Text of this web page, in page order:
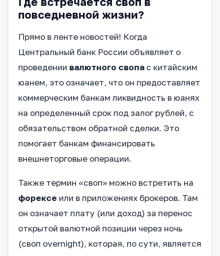
повседневной жизни?
Прямо в ленте новостей! Когда
Центральный банк России объявляет о
проведении валютного свопа с китайским
юанем, это означает, что он предоставляет
коммерческим банкам ликвидность в юанях
на определенный срок под залог рублей, с
обязательством обратной сделки. Это
помогает банкам финансировать
внешнеторговые операции.
Также термин «своп» можно встретить на
форексе или в приложениях брокеров. Там
он означает плату (или доход) за перенос
открытой валютной позиции через ночь
(своп overnight), которая, по сути, является